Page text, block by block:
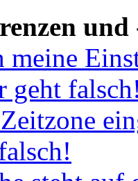
und
geht